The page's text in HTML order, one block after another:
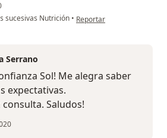
sucesivas Nutrición • en opinión del usuario Sol
Reportar
Serrano
Sol! Me alegra saber
expectativas.
Saludos!